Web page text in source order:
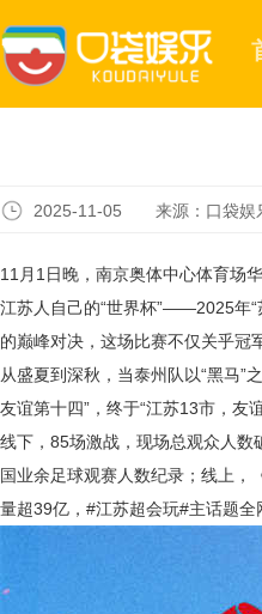
2025-11-05 来源：口袋娱
11月1日晚，南京奥体中心体育场
江苏人自己的“世界杯”——2025年“
的巅峰对决，这场比赛不仅关乎冠
从盛夏到深秋，当泰州队以“黑马”
友谊第十四”，终于“江苏13市，友谊
线下， 85场激战，现场总观众人数
国业余足球观赛人数纪录；线上，
量超39亿，#江苏超会玩#主话题